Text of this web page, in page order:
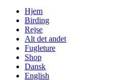
Skip
content
Hjem
Birding
Rejse
Alt det andet
Fugleture
Shop
Dansk
English